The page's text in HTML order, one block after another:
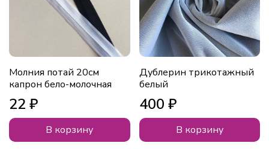
Молния потай 20см
капрон бело-молочная
22 ₽
В корзину
Дублерин трикотажный
белый
400 ₽
В корзину